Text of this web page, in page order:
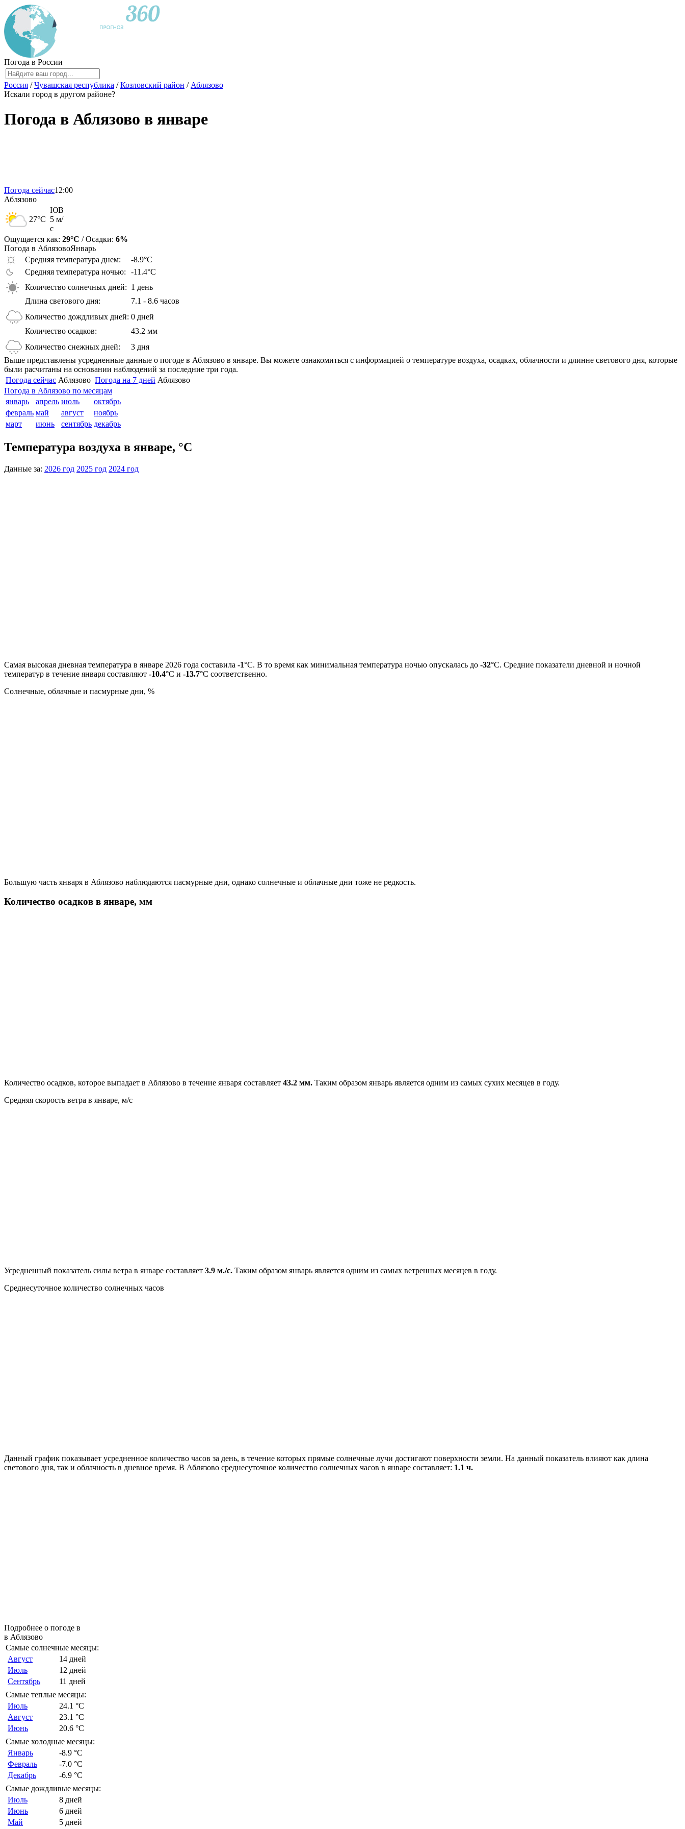
Погода в России
Россия / Чувашская республика / Козловский район / Аблязово
Искали город в другом районе?
Погода в Аблязово в январе
Погода сейчас12:00
Аблязово
27°C
ЮВ
5 м/
с
Ощущается как: 29°C / Осадки: 6%
Погода в АблязовоЯнварь
Средняя температура днем:
-8.9°C
Средняя температура ночью:
-11.4°C
Количество солнечных дней: 1 день
Длина светового дня:
7.1 - 8.6 часов
Количество дождливых дней: 0 дней
Количество осадков:
43.2 мм
Количество снежных дней:
3 дня
Выше представлены усредненные данные о погоде в Аблязово в январе. Вы можете ознакомиться с информацией о температуре воздуха, осадках, облачности и длинне светового дня, которые
были расчитаны на основании наблюдений за последние три года.
Погода сейчас Аблязово Погода на 7 дней Аблязово
Погода в Аблязово по месяцам
январь
апрель июль
октябрь
февраль май август
ноябрь
март
июнь сентябрь декабрь
Температура воздуха в январе, °C
Данные за: 2026 год 2025 год 2024 год
Самая высокая дневная температура в январе 2026 года составила -1°С. В то время как минимальная температура ночью опускалась до -32°C. Средние показатели дневной и ночной
температур в течение января составляют -10.4°С и -13.7°С соответственно.
Cолнечные, облачные и пасмурные дни, %
Большую часть января в Аблязово наблюдаются пасмурные дни, однако солнечные и облачные дни тоже не редкость.
Количество осадков в январе, мм
Количество осадков, которое выпадает в Аблязово в течение января составляет 43.2 мм. Таким образом январь является одним из самых сухих месяцев в году.
Средняя скорость ветра в январе, м/с
Усредненный показатель силы ветра в январе составляет 3.9 м./с. Таким образом январь является одним из самых ветренных месяцев в году.
Среднесуточное количество солнечных часов
Данный график показывает усредненное количество часов за день, в течение которых прямые солнечные лучи достигают поверхности земли. На данный показатель влияют как длина
светового дня, так и облачность в дневное время. В Аблязово среднесуточное количество солнечных часов в январе составляет: 1.1 ч.
Подробнее о погоде в
в Аблязово
Самые солнечные месяцы:
Август
14 дней
Июль
12 дней
Сентябрь
11 дней
Самые теплые месяцы:
Июль
24.1 °C
Август
23.1 °C
Июнь
20.6 °C
Самые холодные месяцы:
Январь
-8.9 °C
Февраль
-7.0 °C
Декабрь
-6.9 °C
Самые дождливые месяцы:
Июль
8 дней
Июнь
6 дней
Май
5 дней